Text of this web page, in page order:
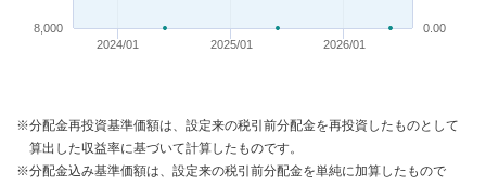
2024/01 2025/01 2026/01
8,000 0.00
※分配金再投資基準価額は、設定来の税引前分配金を再投資したものとして
算出した収益率に基づいて計算したものです。
※分配金込み基準価額は、設定来の税引前分配金を単純に加算したもので